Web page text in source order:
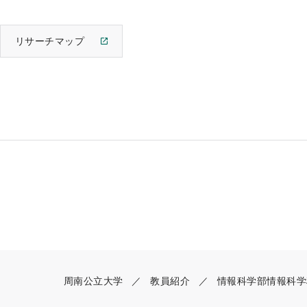
リサーチマップ
周南公立大学 教員紹介 情報科学部情報科